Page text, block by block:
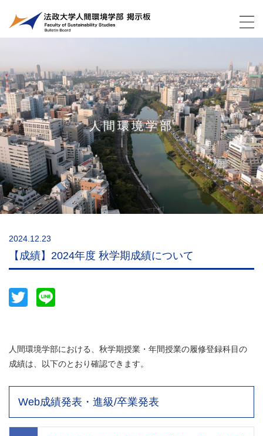
人間環境学部
2024.12.23
【成績】2024年度 秋学期成績について
Twitter
人間環境学部における、秋学期授業・年間授業の履修登録科目の
成績は、以下のとおり確認できます。
Web成績発表・進級/卒業発表